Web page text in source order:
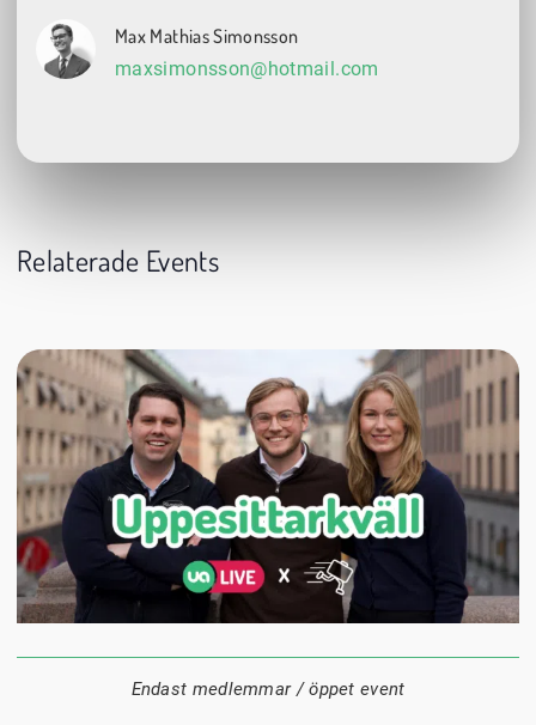
Max Mathias Simonsson
maxsimonsson@hotmail.com
Relaterade Events
24 augusti
20:00
Endast medlemmar / öppet event